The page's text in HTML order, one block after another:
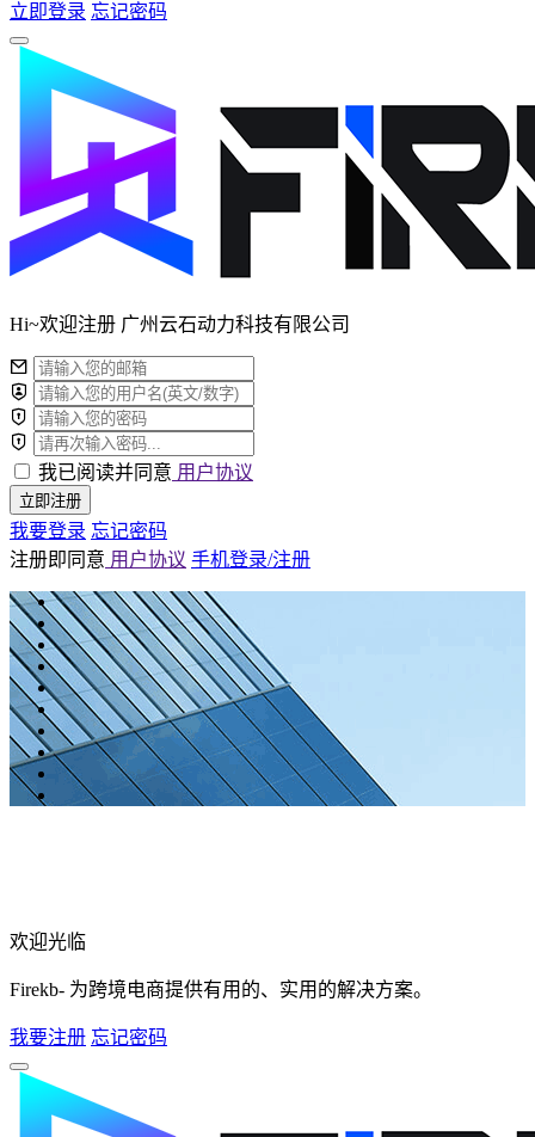
立即登录 忘记密码
Hi~欢迎注册 广州云石动力科技有限公司
我已阅读并同意 用户协议
立即注册
我要登录 忘记密码
注册即同意 用户协议 手机登录/注册
欢迎光临
Firekb- 为跨境电商提供有用的、实用的解决方案。
我要注册 忘记密码